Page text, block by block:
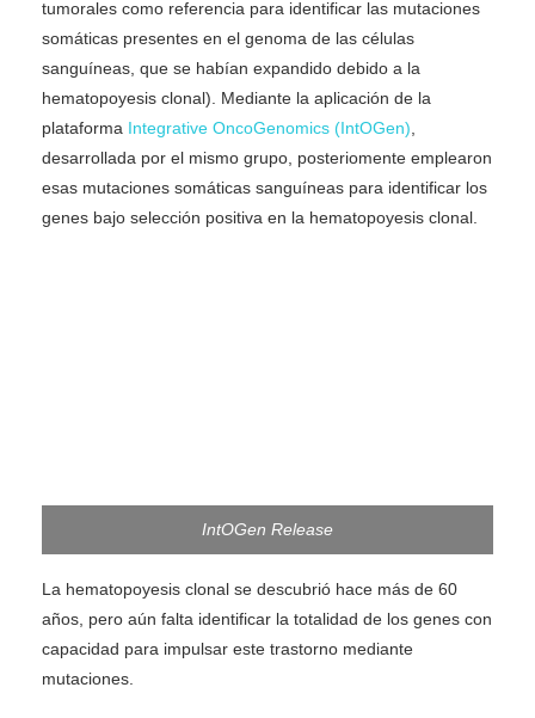
tumorales como referencia para identificar las mutaciones
somáticas presentes en el genoma de las células
sanguíneas, que se habían expandido debido a la
hematopoyesis clonal). Mediante la aplicación de la
plataforma Integrative OncoGenomics (IntOGen),
desarrollada por el mismo grupo, posteriomente emplearon
esas mutaciones somáticas sanguíneas para identificar los
genes bajo selección positiva en la hematopoyesis clonal.
IntOGen Release
La hematopoyesis clonal se descubrió hace más de 60
años, pero aún falta identificar la totalidad de los genes con
capacidad para impulsar este trastorno mediante
mutaciones.